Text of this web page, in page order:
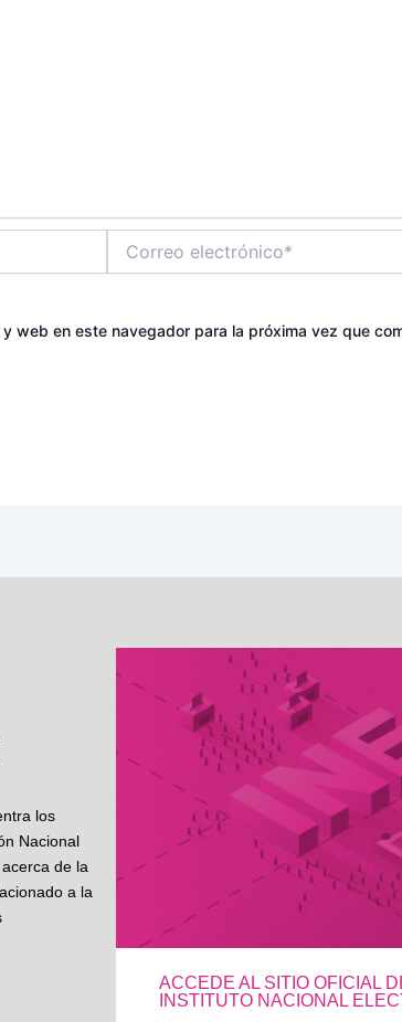
electrónico*
web en este navegador para la próxima vez que
los
Nacional
de la
a la
ACCEDE AL SITIO OFICIAL
INSTITUTO NACIONAL